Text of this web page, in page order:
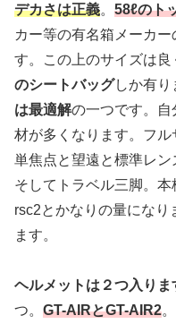
デカさは正義。 58ℓのト
カー等の有名箱メーカー
す。この上のサイズは
のシートバッグしか有り
は最適解の一つです。自
材が多くなります。フ
単焦点と望遠と標準レ
そしてトラベル三脚。
rsc2とかなりの量になり
ます。
ヘルメットは２つ入りま
つ。 GT-AIRとGT-AIR2。